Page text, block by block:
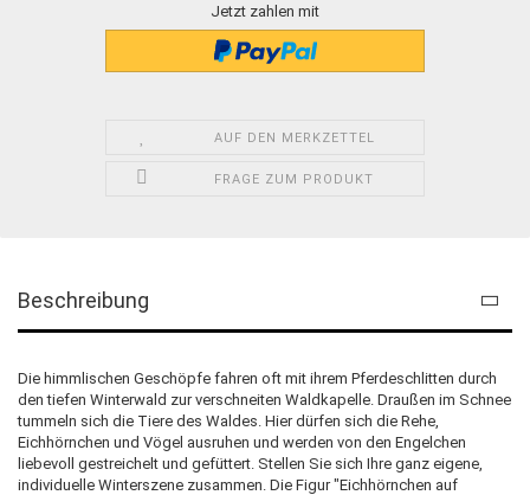
Jetzt zahlen mit
AUF DEN MERKZETTEL
FRAGE ZUM PRODUKT
Beschreibung
Die himmlischen Geschöpfe fahren oft mit ihrem Pferdeschlitten durch
den tiefen Winterwald zur verschneiten Waldkapelle. Draußen im Schnee
tummeln sich die Tiere des Waldes. Hier dürfen sich die Rehe,
Eichhörnchen und Vögel ausruhen und werden von den Engelchen
liebevoll gestreichelt und gefüttert. Stellen Sie sich Ihre ganz eigene,
individuelle Winterszene zusammen. Die Figur "Eichhörnchen auf